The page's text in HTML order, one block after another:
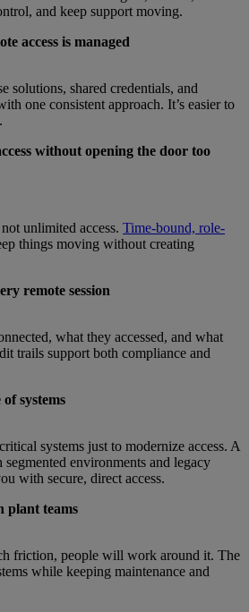
and keep support moving.
access is managed
solutions, shared credentials, and
one consistent approach. It’s easier to
without opening the door too
unlimited access. Time-bound, role-
things moving without creating
remote session
what they accessed, and what
trails support both compliance and
systems
systems just to modernize access. A
environments and legacy
with secure, direct access.
plant teams
friction, people will work around it. The
while keeping maintenance and